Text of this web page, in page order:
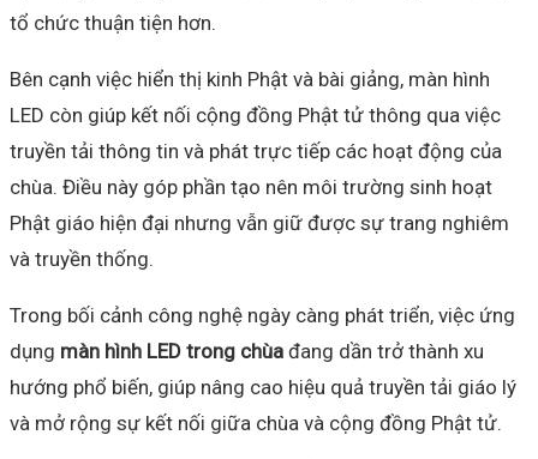
tổ chức thuận tiện hơn.
Bên cạnh việc hiển thị kinh Phật và bài giảng, màn hình
LED còn giúp kết nối cộng đồng Phật tử thông qua việc
truyền tải thông tin và phát trực tiếp các hoạt động của
chùa. Điều này góp phần tạo nên môi trường sinh hoạt
Phật giáo hiện đại nhưng vẫn giữ được sự trang nghiêm
và truyền thống.
Trong bối cảnh công nghệ ngày càng phát triển, việc ứng
dụng màn hình LED trong chùa đang dần trở thành xu
hướng phổ biến, giúp nâng cao hiệu quả truyền tải giáo lý
và mở rộng sự kết nối giữa chùa và cộng đồng Phật tử.